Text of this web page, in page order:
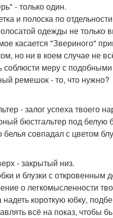
- только один.
и полоска по
одежды не только
касается "Звериного"
но ни в коем случае не
меру с
ремешок - то, что нужно?
- залог успеха твоего
бюстгальтер под белую
совпадал с цветом
- закрытый низ.
и блузки с откровенным
о легкомысленности
короткую юбку,
всё на показ, чтобы